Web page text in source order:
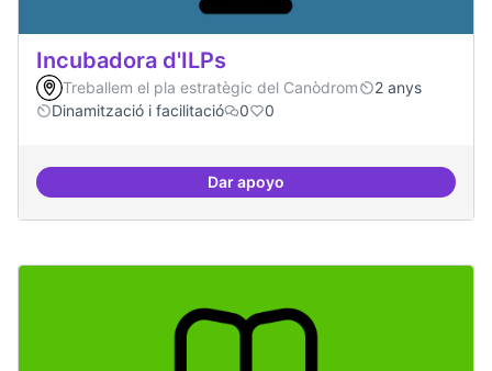
Incubadora d'ILPs
Treballem el pla estratègic del Canòdrom
2 anys
Dinamització i facilitació
0 0
Dar apoyoIncubadora d'ILPs